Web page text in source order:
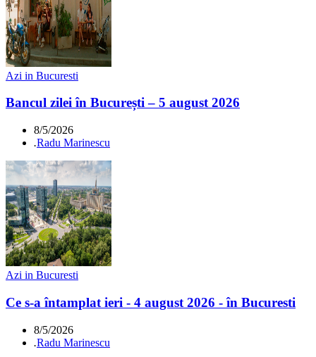
Azi in Bucuresti
Bancul zilei în București – 5 august 2026
8/5/2026
.Radu Marinescu
Azi in Bucuresti
Ce s-a întamplat ieri - 4 august 2026 - în Bucuresti
8/5/2026
.Radu Marinescu